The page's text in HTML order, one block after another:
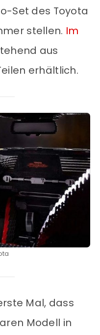
Set des Toyota
stellen. Im
aus
erhältlich.
Mal, dass
Modell in